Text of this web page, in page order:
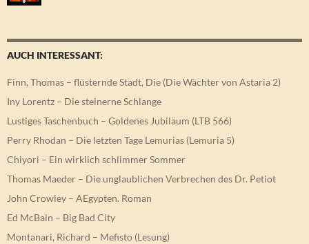
AUCH INTERESSANT:
Finn, Thomas – flüsternde Stadt, Die (Die Wächter von Astaria 2)
Iny Lorentz – Die steinerne Schlange
Lustiges Taschenbuch – Goldenes Jubiläum (LTB 566)
Perry Rhodan – Die letzten Tage Lemurias (Lemuria 5)
Chiyori – Ein wirklich schlimmer Sommer
Thomas Maeder – Die unglaublichen Verbrechen des Dr. Petiot
John Crowley – AEgypten. Roman
Ed McBain – Big Bad City
Montanari, Richard – Mefisto (Lesung)